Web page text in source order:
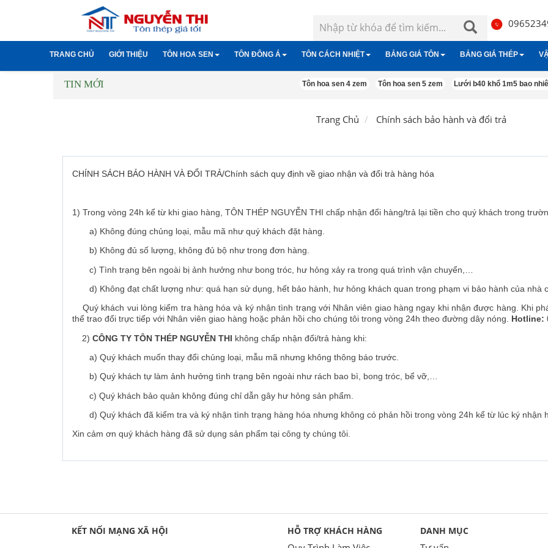
TRANG CHỦ GIỚI THIỆU TÔN HOA SEN
Tôn lạnh hoa sen
Tôn kẽm hoa sen
TÔN ĐÔNG Á
Tôn cách nhiệt đông á Tôn lạnh đông á
Tôn giả ngói đông á Tôn kẽm đông á
TÔN CÁCH NHIỆT
Tôn xốp cách nhiệt Tôn Pu Cách
BẢNG GIÁ TÔN
Tôn lạnh
Tôn nhựa
Tôn Việt Nhật
BẢNG GIÁ THÉP
Thép hộp
Lưới b40
Gạch ống
Đá xây dựng
TIN MỚI Tôn hoa sen 4 zem Tôn hoa sen 5 zem Lưới b40 khổ 1m5 bao
Trang Chủ Chính sách bảo hành và đổi trả
CHÍNH SÁCH BẢO HÀNH VÀ ĐỔI TRẢ/Chính sách quy định về giao nhận và đổi trà hàng hóa
1) Trong vòng 24h kể từ khi giao hàng, TÔN THÉP NGUYỄN THI chấp nhận đổi hàng/trả lại tiền cho quý khách trong
a) Không đúng chủng loại, mẫu mã như quý khách đặt hàng.
b) Không đủ số lượng, không đủ bộ như trong đơn hàng.
c) Tình trạng bên ngoài bị ảnh hưởng như bong tróc, hư hỏng xảy ra trong quá trình vận chuyển,…
d) Không đạt chất lượng như: quá hạn sử dụng, hết bảo hành, hư hỏng khách quan trong phạm vi bảo hành của nhà
Quý khách vui lòng kiểm tra hàng hóa và ký nhận tình trạng với Nhân viên giao hàng ngay khi nhận được hàng. Khi
thể trao đổi trực tiếp với Nhân viên giao hàng hoặc phản hồi cho chúng tôi trong vòng 24h theo đường dây nóng. Hotline:
2) CÔNG TY TÔN THÉP NGUYỄN THI không chấp nhận đổi/trả hàng khi:
a) Quý khách muốn thay đổi chủng loại, mẫu mã nhưng không thông báo trước.
b) Quý khách tự làm ảnh hưởng tình trạng bên ngoài như rách bao bì, bong tróc, bể vỡ,…
c) Quý khách bảo quản không đúng chỉ dẫn gây hư hỏng sản phẩm.
d) Quý khách đã kiểm tra và ký nhận tình trạng hàng hóa nhưng không có phản hồi trong vòng 24h kể từ lúc ký nhận
Xin cảm ơn quý khách hàng đã sử dụng sản phẩm tại công ty chúng tôi.
KẾT NỐI MẠNG XÃ HỘI HỖ TRỢ KHÁCH HÀNG DANH MỤC